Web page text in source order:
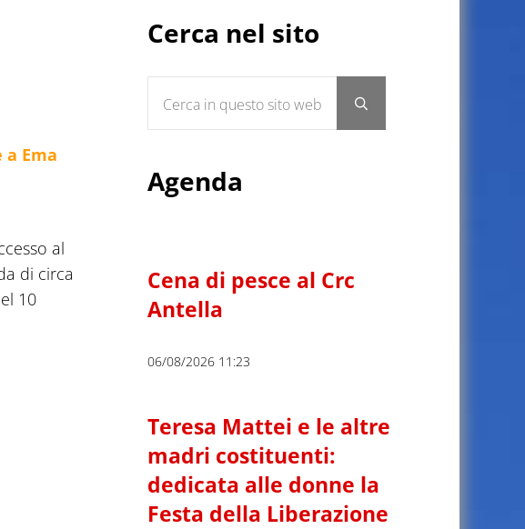
Ema
al
di circa
10
Cerca nel sito
Submit search
Agenda
Cena di pesce al Crc
Antella
06/08/2026 11:23
Teresa Mattei e le altre
madri costituenti:
dedicata alle donne la
Festa della Liberazione